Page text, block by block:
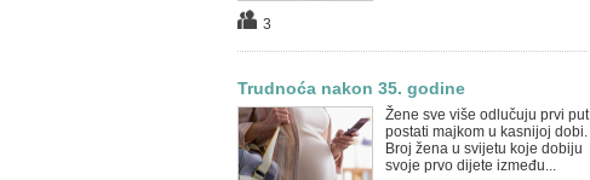
3
Trudnoća nakon 35. godine
Žene sve više odlučuju prvi put
postati majkom u kasnijoj dobi.
Broj žena u svijetu koje dobiju
svoje prvo dijete između...